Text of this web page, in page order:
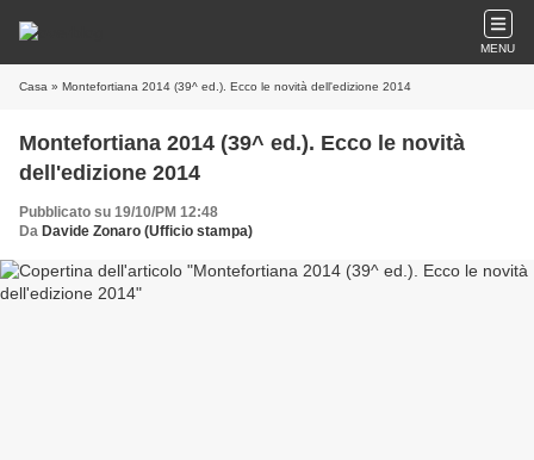
MENU
Casa » Montefortiana 2014 (39^ ed.). Ecco le novità dell'edizione 2014
Montefortiana 2014 (39^ ed.). Ecco le novità
dell'edizione 2014
Pubblicato su 19/10/PM 12:48
Da Davide Zonaro (Ufficio stampa)